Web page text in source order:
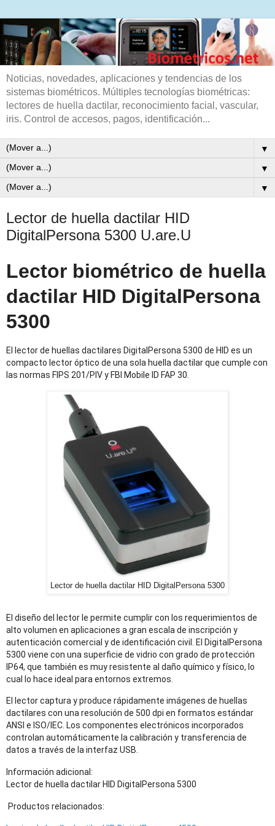
Noticias, novedades, aplicaciones y tendencias de los
sistemas biométricos. Múltiples tecnologías biométricas:
lectores de huella dactilar, reconocimiento facial, vascular,
iris. Control de accesos, pagos, identificación...
▼
▼
▼
Lector de huella dactilar HID
DigitalPersona 5300 U.are.U
Lector biométrico de huella
dactilar HID DigitalPersona
5300
El lector de huellas dactilares DigitalPersona 5300 de HID es un
compacto lector óptico de una sola huella dactilar que cumple con
las normas FIPS 201/PIV y FBI Mobile ID FAP 30.
Lector de huella dactilar HID DigitalPersona 5300
El diseño del lector le permite cumplir con los requerimientos de
alto volumen en aplicaciones a gran escala de inscripción y
autenticación comercial y de identificación civil. El DigitalPersona
5300 viene con una superficie de vidrio con grado de protección
IP64, que también es muy resistente al daño químico y físico, lo
cual lo hace ideal para entornos extremos.
El lector captura y produce rápidamente imágenes de huellas
dactilares con una resolución de 500 dpi en formatos estándar
ANSI e ISO/IEC. Los componentes electrónicos incorporados
controlan automáticamente la calibración y transferencia de
datos a través de la interfaz USB.
Información adicional:
Lector de huella dactilar HID DigitalPersona 5300
Productos relacionados: